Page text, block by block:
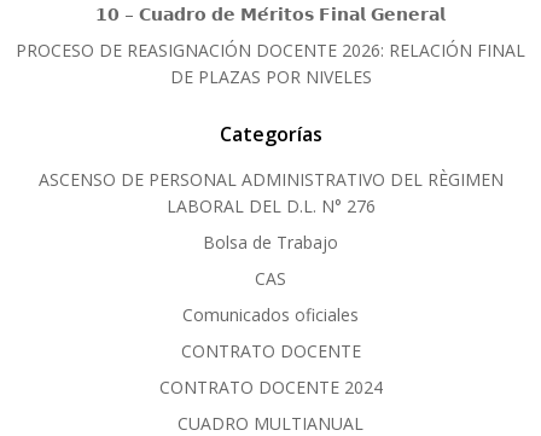
𝟭𝟬 – 𝗖𝘂𝗮𝗱𝗿𝗼 𝗱𝗲 𝗠𝗲́𝗿𝗶𝘁𝗼𝘀 𝗙𝗶𝗻𝗮𝗹 𝗚𝗲𝗻𝗲𝗿𝗮𝗹
PROCESO DE REASIGNACIÓN DOCENTE 2026: RELACIÓN FINAL
DE PLAZAS POR NIVELES
Categorías
ASCENSO DE PERSONAL ADMINISTRATIVO DEL RÈGIMEN
LABORAL DEL D.L. N° 276
Bolsa de Trabajo
CAS
Comunicados oficiales
CONTRATO DOCENTE
CONTRATO DOCENTE 2024
CUADRO MULTIANUAL